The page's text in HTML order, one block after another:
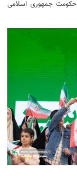
جمهوری اسلامی